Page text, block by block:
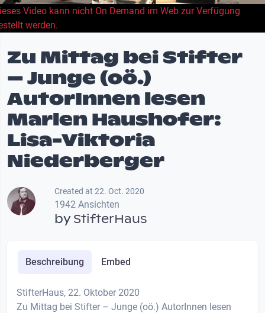
Video kann nicht On Demand im Web zur Verfügung
werden.
Zu Mittag bei Stifter
– Junge (oö.)
AutorInnen lesen
Marlen Haushofer:
Lisa-Viktoria
Niederberger
Created at 22. Oct. 2020
1942 Ansichten
byStifterHaus
Beschreibung Embed
StifterHaus, 22. Oktober 2020
Zu Mittag bei Stifter – Junge (oö.) AutorInnen lesen